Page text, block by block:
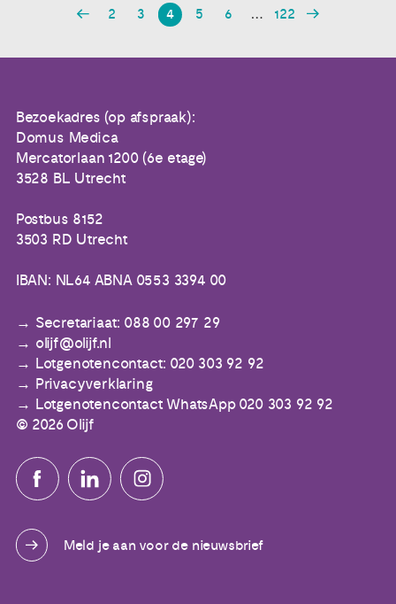
2 3 4 5 6 … 122
Bezoekadres (op afspraak):
Domus Medica
Mercatorlaan 1200 (6e etage)
3528 BL Utrecht
Postbus 8152
3503 RD Utrecht
IBAN: NL64 ABNA 0553 3394 00
Secretariaat: 088 00 297 29
olijf@olijf.nl
Lotgenotencontact: 020 303 92 92
Privacyverklaring
Lotgenotencontact WhatsApp 020 303 92 92
© 2026 Olijf
Meld je aan voor de nieuwsbrief